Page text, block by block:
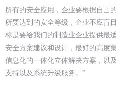
所有的安全应用，企业要根据自己
所要达到的安全等级，企业不应盲
标是要给我们的制造业企业提供最
安全方案建议和设计，最好的高度
信息化的一体化立体解决方案，以
支持以及系统升级服务。”